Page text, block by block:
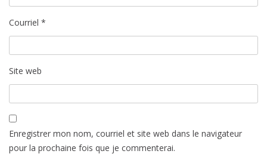
Courriel *
Site web
Enregistrer mon nom, courriel et site web dans le navigateur
pour la prochaine fois que je commenterai.